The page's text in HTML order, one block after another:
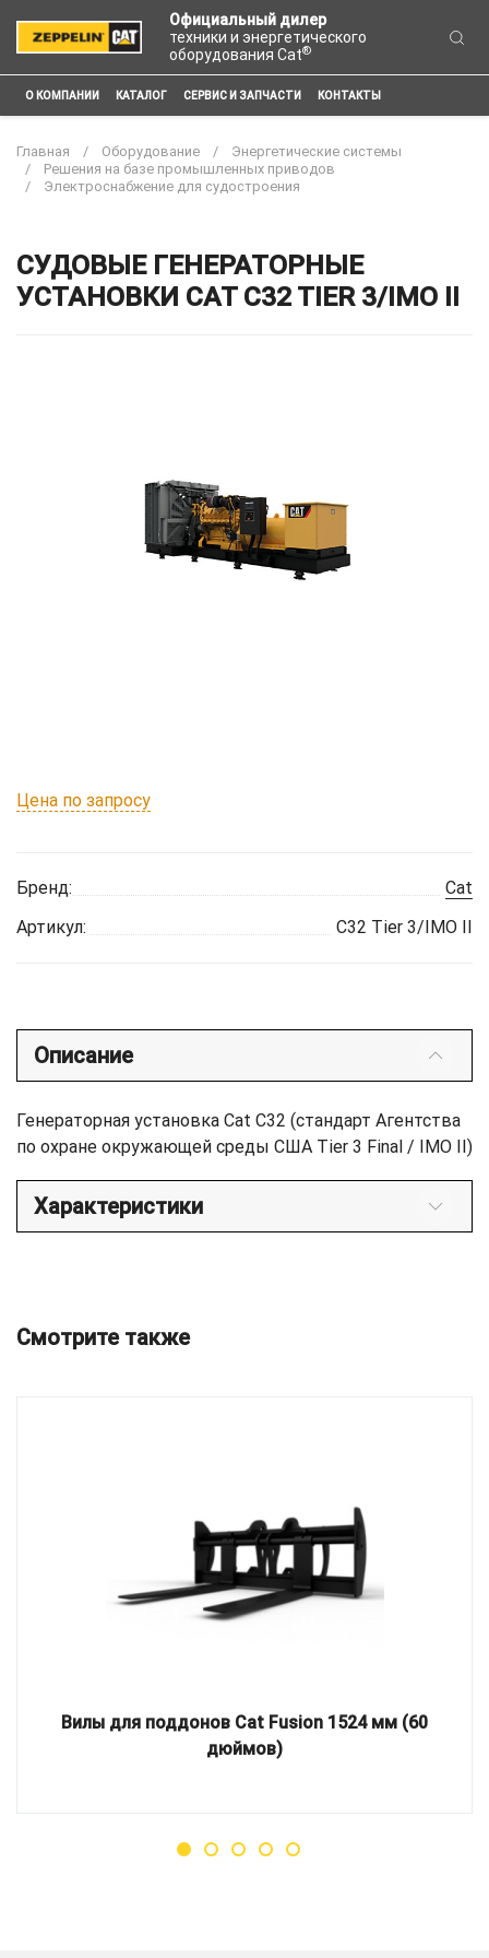
Официальный дилер
техники и энергетического
оборудования Cat®
О КОМПАНИИ КАТАЛОГ СЕРВИС И ЗАПЧАСТИ КОНТАКТЫ
Главная Оборудование
Энергетические системы
Решения на базе промышленных приводов
Электроснабжение для судостроения
СУДОВЫЕ ГЕНЕРАТОРНЫЕ
УСТАНОВКИ CAT C32 TIER 3/IMO II
Цена по запросу
Бренд:
Cat
Артикул:
C32 Tier 3/IMO II
Описание
Генераторная установка Cat C32 (стандарт Агентства
по охране окружающей среды США Tier 3 Final / IMO II)
Характеристики
Смотрите также
Вилы для поддонов Cat Fusion 1524 мм (60
дюймов)